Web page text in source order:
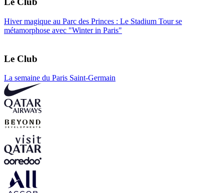
Hiver magique au Parc des Princes : Le Stadium Tour se
métamorphose avec "Winter in Paris"
Le Club
La semaine du Paris Saint-Germain